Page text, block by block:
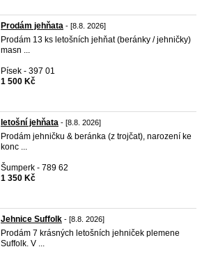
Prodám jehňata - [8.8. 2026]
Prodám 13 ks letošních jehňat (beránky / jehničky)
masn ...
Písek - 397 01
1 500 Kč
letošní jehňata - [8.8. 2026]
Prodám jehničku & beránka (z trojčat), narození ke
konc ...
Šumperk - 789 62
1 350 Kč
Jehnice Suffolk - [8.8. 2026]
Prodám 7 krásných letošních jehniček plemene
Suffolk. V ...